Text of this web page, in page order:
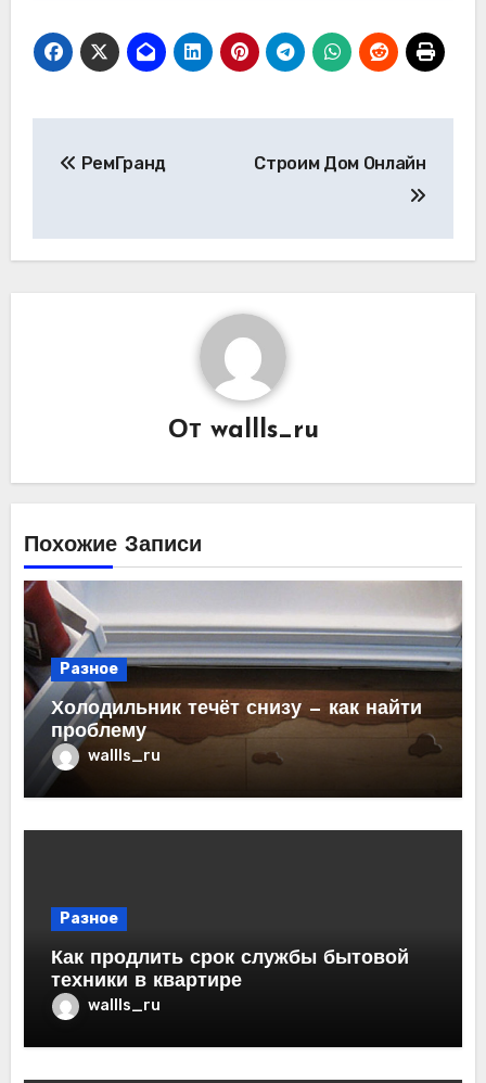
РемГранд Строим Дом Онлайн
От wallls_ru
Похожие Записи
Разное
Холодильник течёт снизу — как найти
проблему
wallls_ru
Разное
Как продлить срок службы бытовой
техники в квартире
wallls_ru